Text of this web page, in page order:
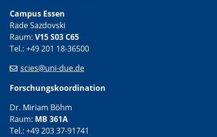
Campus Essen
Rade Sazdovski
Raum: V15 S03 C65
Tel.: +49 201 18-36500
scies@uni-due.de
Forschungskoordination
Dr. Miriam Böhm
Raum: MB 361A
Tel.: +49 203 37-91741